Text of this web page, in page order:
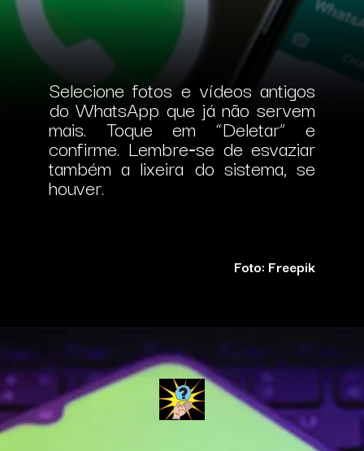
Selecione fotos e vídeos antigos
do WhatsApp que já não servem
mais. Toque em “Deletar” e
confirme. Lembre‑se de esvaziar
também a lixeira do sistema, se
houver.
Foto: Freepik